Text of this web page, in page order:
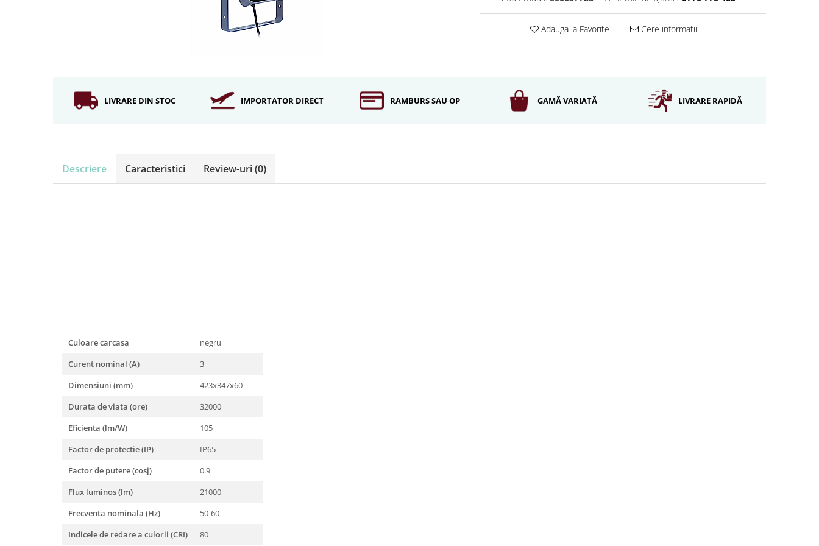
Becuri LED cu filament
Iluminat decorativ de Craciun
Adauga la Favorite Cere informatii
LIVRARE DIN STOC IMPORTATOR DIRECT RAMBURS SAU OP GAMĂ VARIATĂ LIVRARE RAPIDĂ
Descriere Caracteristici Review-uri(0)
Culoare carcasa
negru
Curent nominal (A)
3
Dimensiuni (mm)
423x347x60
Durata de viata (ore)
32000
Eficienta (lm/W)
105
Factor de protectie (IP)
IP65
Factor de putere (cosj)
0.9
Flux luminos (lm)
21000
Frecventa nominala (Hz)
50-60
Indicele de redare a culorii (CRI)
80